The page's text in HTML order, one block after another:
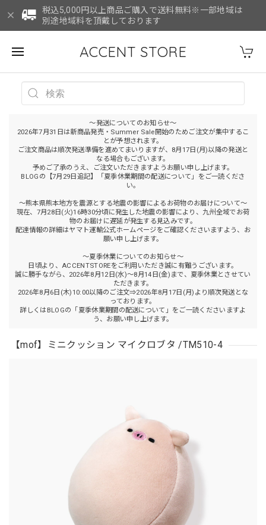
税込5,000円以上商品ご購入で送料無料※一部地域は
別途地域料を頂戴しております
ACCENT STORE
～発送についてのお知らせ～
2026年7月31日は新商品発売・Summer Sale開始のためご注文が集中するこ
とが予想されます。
ご注文商品は順次発送準備を進めてまいりますが、8月17日(月)以降の発送と
なる場合もございます。
予めご了承のうえ、ご注文いただきますようお願い申し上げます。
BLOGの【7月29日追記】「夏季休業期間の配送について」をご一読くださ
い。
～熊本県熊本地方を震源とする地震の影響によるお荷物のお届けについて～
現在、7月28日(火)16時30分頃に発生した地震の影響により、九州全域でお荷
物のお届けに遅延が発生する見込みです。
配達情報の詳細はヤマト運輸公式ホームページをご確認くださいますよう、お
願い申し上げます。
～夏季休業についてのお知らせ～
日頃より、ACCENTSTOREをご利用いただき誠に有難うございます。
誠に勝手ながら、2026年8月12日(水)～8月14日(金)まで、夏季休業とさせてい
ただきます。
2026年8月6日(木)10:00以降のご注文⇒2026年8月17日(月)より順次発送とな
っております。
詳しくはBLOGの「夏季休業期間の配送について」をご一読くださいますよ
う、お願い申し上げます。
【mof】ミニクッション マイクロブタ /TM510-4